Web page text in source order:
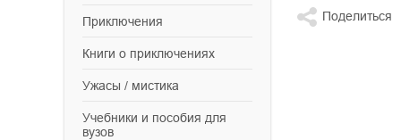
приключения
книги о приключениях
ужасы / мистика
учебники и пособия для
вузов
Поделиться